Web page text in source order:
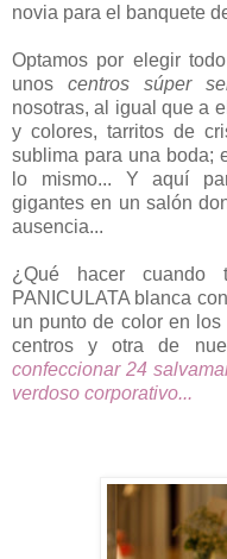
novia para el banquete
Optamos por elegir
unos centros súper
nosotras, al igual que a
y colores, tarritos de
sublima para una boda;
lo mismo... Y aquí
gigantes en un salón
ausencia...
¿Qué hacer cuando
PANICULATA blanca
un punto de color en
centros y otra de
confeccionar 24
verdoso corporativo...